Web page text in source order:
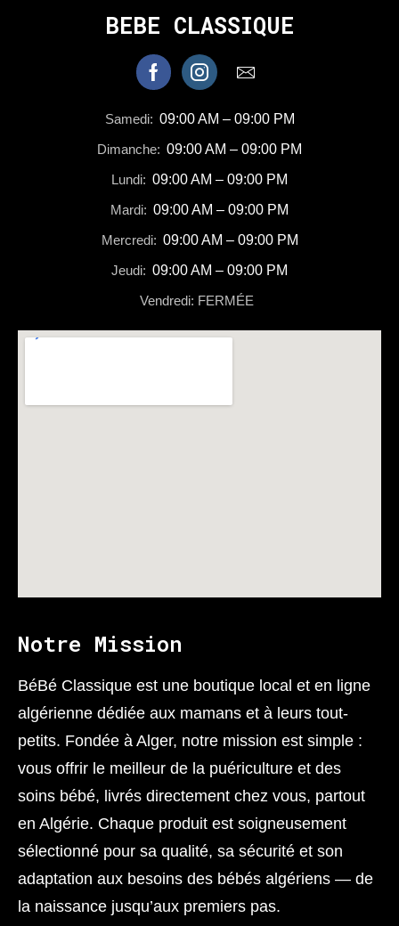
BEBE CLASSIQUE
Samedi: 09:00 AM – 09:00 PM
Dimanche: 09:00 AM – 09:00 PM
Lundi: 09:00 AM – 09:00 PM
Mardi: 09:00 AM – 09:00 PM
Mercredi: 09:00 AM – 09:00 PM
Jeudi: 09:00 AM – 09:00 PM
Vendredi: FERMÉE
Notre Mission
BéBé Classique est une boutique local et en ligne
algérienne dédiée aux mamans et à leurs tout-
petits. Fondée à Alger, notre mission est simple :
vous offrir le meilleur de la puériculture et des
soins bébé, livrés directement chez vous, partout
en Algérie. Chaque produit est soigneusement
sélectionné pour sa qualité, sa sécurité et son
adaptation aux besoins des bébés algériens — de
la naissance jusqu’aux premiers pas.